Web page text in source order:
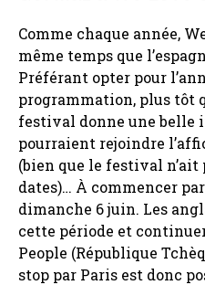
Comme chaque année,
même temps que
Préférant opter pour
programmation, plus tôt
festival donne une belle
pourraient rejoindre
(bien que le festival n’ait
dates)… À commencer
dimanche 6 juin. Les
cette période et
People (République
stop par Paris est donc